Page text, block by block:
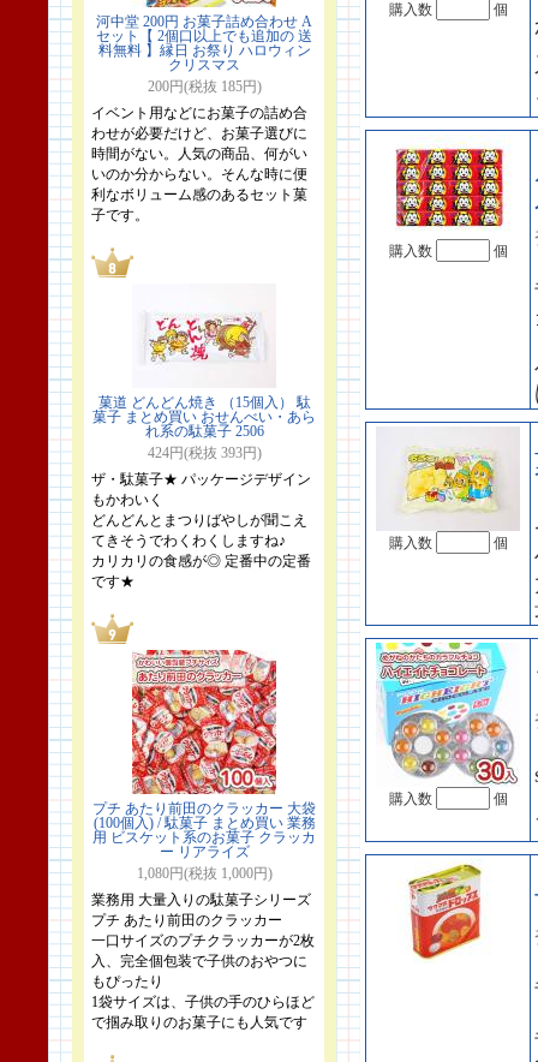
河中堂 200円 お菓子詰め合わせ A
セット【 2個口以上でも追加の 送
料無料 】縁日 お祭り ハロウィン
クリスマス
200円(税抜 185円)
イベント用などにお菓子の詰め合
わせが必要だけど、お菓子選びに
時間がない。人気の商品、何がい
いのか分からない。そんな時に便
利なボリューム感のあるセット菓
子です。
菓道 どんどん焼き （15個入） 駄
菓子 まとめ買い おせんべい・あら
れ系の駄菓子 2506
424円(税抜 393円)
ザ・駄菓子★ パッケージデザイン
もかわいく
どんどんとまつりばやしが聞こえ
てきそうでわくわくしますね♪
カリカリの食感が◎ 定番中の定番
です★
プチ あたり前田のクラッカー 大袋
(100個入) / 駄菓子 まとめ買い 業務
用 ビスケット系のお菓子 クラッカ
ー リアライズ
1,080円(税抜 1,000円)
業務用 大量入りの駄菓子シリーズ
プチ あたり前田のクラッカー
一口サイズのプチクラッカーが2枚
入、完全個包装で子供のおやつに
もぴったり
1袋サイズは、子供の手のひらほど
で掴み取りのお菓子にも人気です
購入数 個
購入数 個
購入数 個
購入数 個